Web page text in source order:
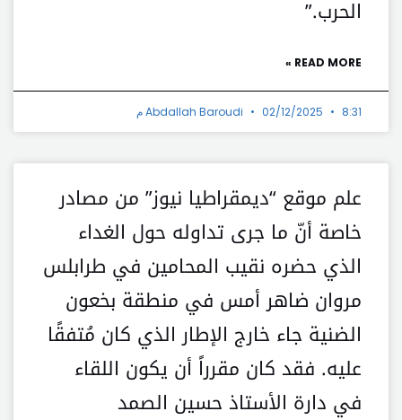
الحرب.”
READ MORE »
Abdallah Baroudi 02/12/2025 8:31 م
علم موقع “ديمقراطيا نيوز” من مصادر
خاصة أنّ ما جرى تداوله حول الغداء
الذي حضره نقيب المحامين في طرابلس
مروان ضاهر أمس في منطقة بخعون
الضنية جاء خارج الإطار الذي كان مُتفقًا
عليه. فقد كان مقرراً أن يكون اللقاء
في دارة الأستاذ حسين الصمد